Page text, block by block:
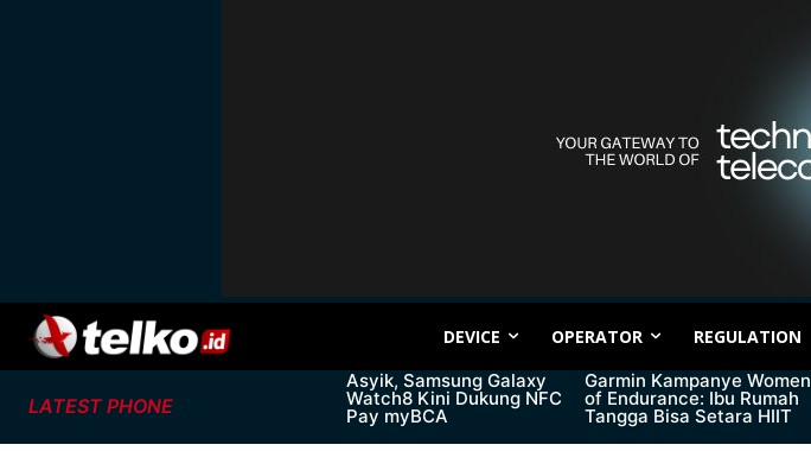
DEVICE OPERATOR REGULATION
LATEST PHONE
Asyik, Samsung Galaxy
Watch8 Kini Dukung NFC
Pay myBCA
Garmin Kampanye Women
of Endurance: Ibu Rumah
Tangga Bisa Setara HIIT